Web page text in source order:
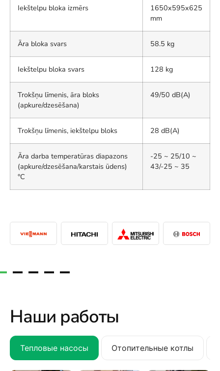
Iekštelpu bloka izmērs
1650x595x625
mm
Āra bloka svars 58.5 kg
Iekštelpu bloka svars 128 kg
Trokšņu līmenis, āra bloks
(apkure/dzesēšana)
49/50 dB(A)
Trokšņu līmenis, iekštelpu bloks 28 dB(A)
Āra darba temperatūras diapazons
(apkure/dzesēšana/karstais ūdens)
°C
-25 ~ 25/10 ~
43/-25 ~ 35
Наши работы
Тепловые насосы Отопительные котлы